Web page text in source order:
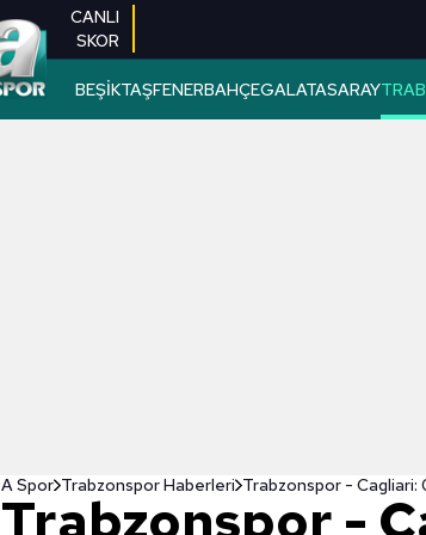
CANLI
SKOR
BEŞİKTAŞFENERBAHÇEGALATASARAY
A Spor Trabzonspor Haberleri Trabzonspor - Cagliari:
Trabzonspor -